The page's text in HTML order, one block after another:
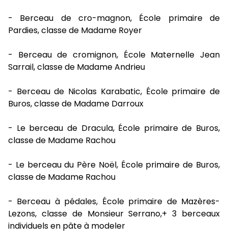
- Berceau de cro-magnon, École primaire de
Pardies, classe de Madame Royer
- Berceau de cromignon, École Maternelle Jean
Sarrail, classe de Madame Andrieu
- Berceau de Nicolas Karabatic, École primaire de
Buros, classe de Madame Darroux
- Le berceau de Dracula, École primaire de Buros,
classe de Madame Rachou
- Le berceau du Père Noël, École primaire de Buros,
classe de Madame Rachou
- Berceau à pédales, École primaire de Mazères-
Lezons, classe de Monsieur Serrano,+ 3 berceaux
individuels en pâte à modeler